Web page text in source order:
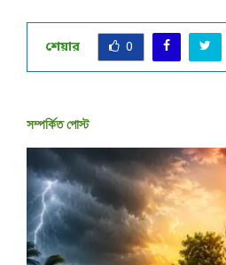
শেয়ার 0
সম্পর্কিত পোস্ট